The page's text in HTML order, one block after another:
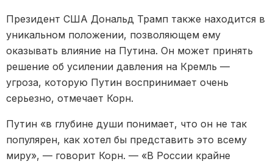
Президент США Дональд Трамп также находится в
уникальном положении, позволяющем ему
оказывать влияние на Путина. Он может принять
решение об усилении давления на Кремль —
угроза, которую Путин воспринимает очень
серьезно, отмечает Корн.
Путин «в глубине души понимает, что он не так
популярен, как хотел бы представить это всему
миру», — говорит Корн. — «В России крайне